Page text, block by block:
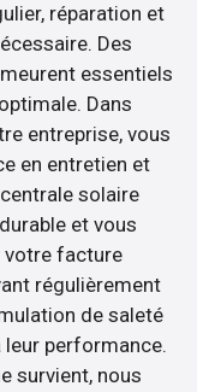
réparation et
Des
essentiels
Dans
entreprise, vous
en entretien et
solaire
et vous
votre facture
régulièrement
de saleté
leur performance.
survient, nous